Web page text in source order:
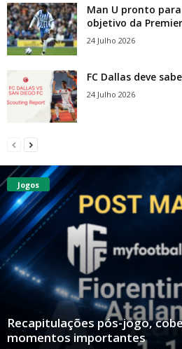
Man U pronto
objetivo da
24 Julho 2026
FC Dallas deve
24 Julho 2026
Jogos
Recapitulações pós-jogo,
momentos importantes